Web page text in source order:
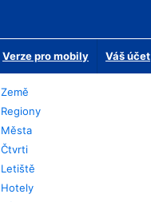
Verze pro mobily Váš účet
Země
Regiony
Města
Čtvrti
Letiště
Hotely